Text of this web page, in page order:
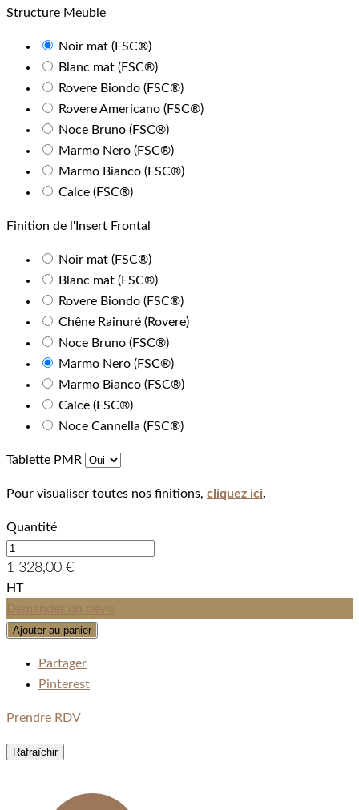
Structure Meuble
Noir mat (FSC®)
Blanc mat (FSC®)
Rovere Biondo (FSC®)
Rovere Americano (FSC®)
Noce Bruno (FSC®)
Marmo Nero (FSC®)
Marmo Bianco (FSC®)
Calce (FSC®)
Finition de l'Insert Frontal
Noir mat (FSC®)
Blanc mat (FSC®)
Rovere Biondo (FSC®)
Chêne Rainuré (Rovere)
Noce Bruno (FSC®)
Marmo Nero (FSC®)
Marmo Bianco (FSC®)
Calce (FSC®)
Noce Cannella (FSC®)
Tablette PMR
Pour visualiser toutes nos finitions, cliquez ici.
Quantité
1 328,00 €
HT
Ajouter au panier
Partager
Pinterest
Prendre RDV